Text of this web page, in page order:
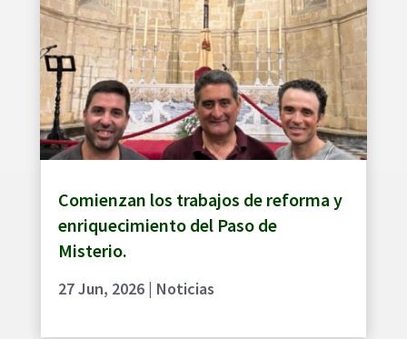
Comienzan los trabajos de reforma y
enriquecimiento del Paso de
Misterio.
27 Jun, 2026| Noticias